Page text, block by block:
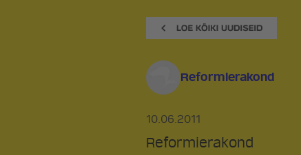
AJALUGUReformierakond
10.06.2011
Reformierakond